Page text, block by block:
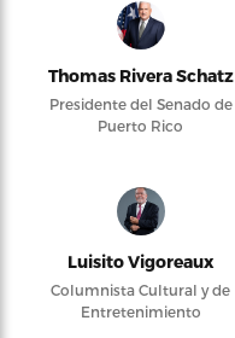
Thomas Rivera Schatz
Presidente del Senado de
Puerto Rico
Luisito Vigoreaux
Columnista Cultural y de
Entretenimiento